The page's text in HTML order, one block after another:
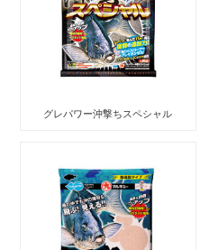
グレパワー沖撃ちスペシャル